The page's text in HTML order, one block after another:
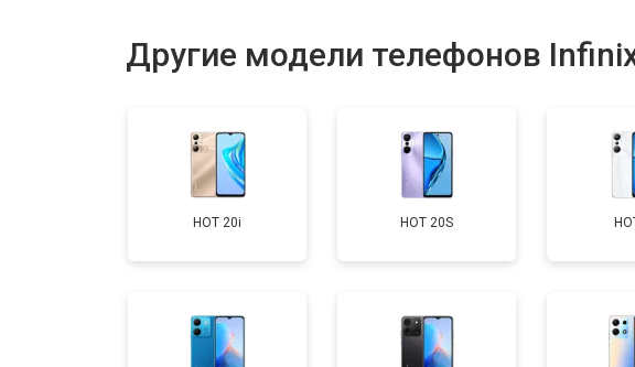
Замена задней крышки
Замена аккумулятора
Другие модели телефонов
HOT 20i HOT 20S